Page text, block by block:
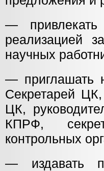
— привлекать
реализацией
научных
— приглашать
Секретарей
ЦК,
КПРФ,
контрольных
— издавать